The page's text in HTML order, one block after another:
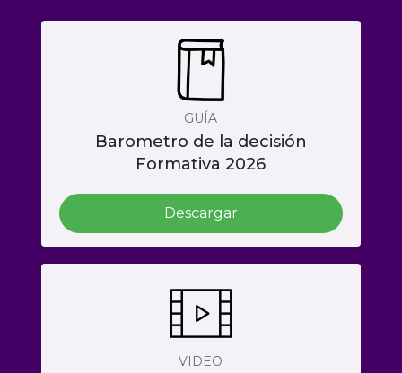
GUÍA
Barometro de la decisión
Formativa 2026
Descargar
VIDEO